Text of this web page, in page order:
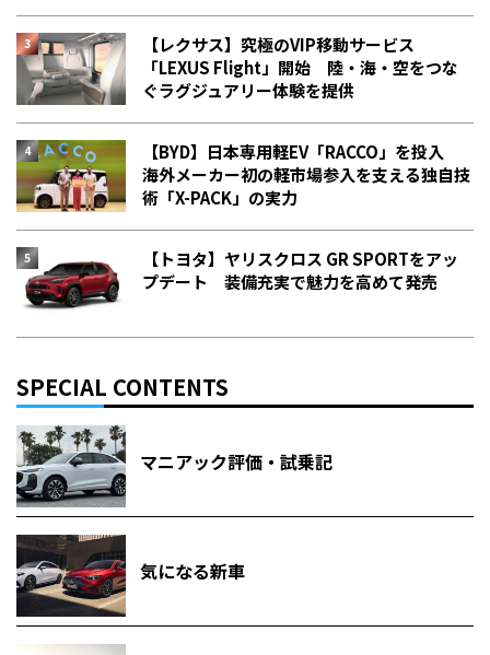
【レクサス】究極のVIP移動サービス
「LEXUS Flight」開始 陸・海・空をつな
ぐラグジュアリー体験を提供
【BYD】日本専用軽EV「RACCO」を投入
海外メーカー初の軽市場参入を支える独自技
術「X-PACK」の実力
【トヨタ】ヤリスクロス GR SPORTをアッ
プデート 装備充実で魅力を高めて発売
SPECIAL CONTENTS
マニアック評価・試乗記
気になる新車